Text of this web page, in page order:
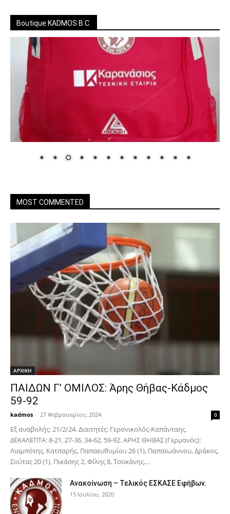
Boutique KADMOS B.C.
MOST COMMENTED
ΑΡΧΙΚΗ
ΠΑΙΔΩΝ Γ’ ΟΜΙΛΟΣ: Άρης Θήβας-Κάδμος
59-92
kadmos - 27 Φεβρουαρίου, 2024 0
Εξ αναβολής: 21/2/24. Διαιτητές: Γερονικολός-Καπάνταης.
ΔΕΚΑΛΕΠΤΑ: 8-21, 27-36, 34-62, 59-92. ΑΡΗΣ ΘΗΒΑΣ (Γερμανός):
Λιαμπότης, Κατσαρής, Παπαευθυμίου 26 (1), Παπαϊωάννου, Δράκος,
Σούτας 20 (1), Πικάσης 2, Φίλης 8, Τσοκάνης,...
Ανακοίνωση – Τελικός ΕΣΚΑΣΕ Εφήβων.
15 Ιουλίου, 2020